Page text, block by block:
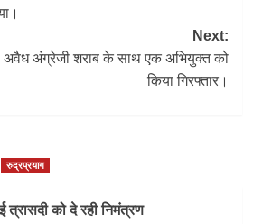
Next:
अवैध अंग्रेजी शराब के साथ एक अभियुक्त को
किया गिरफ्तार।
रुद्रप्रयाग
त्रासदी को दे रही निमंत्रण